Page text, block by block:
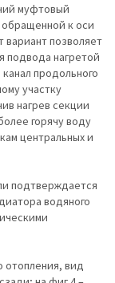
муфтовый
к оси
позволяет
подвода нагретой
продольного
участку
нагрев секции
горячу воду
центральных и
подтверждается
водяного
отопления, вид